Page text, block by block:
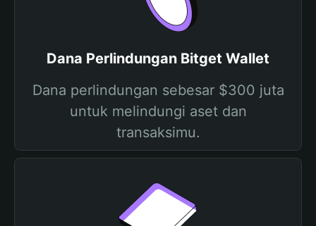
Dana Perlindungan Bitget Wallet
Dana perlindungan sebesar $300 juta
untuk melindungi aset dan
transaksimu.